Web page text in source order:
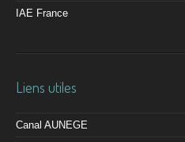
IAE France
Liens utiles
Canal AUNEGE